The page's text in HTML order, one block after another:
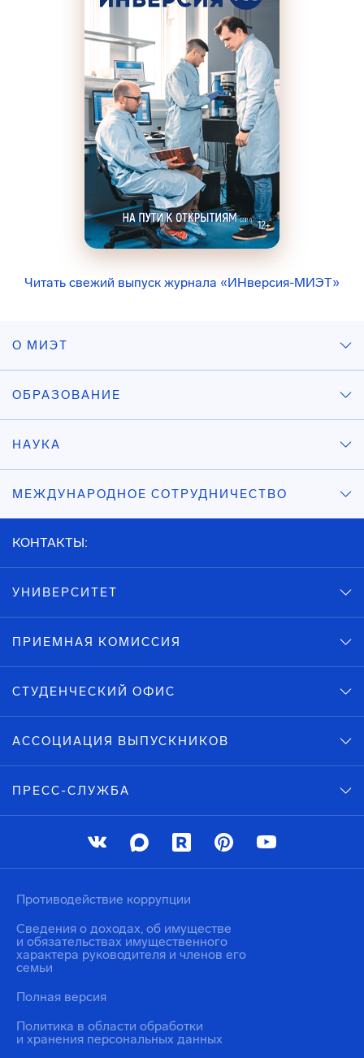
Читать свежий выпуск журнала «ИНверсия-МИЭТ»
О МИЭТ
ОБРАЗОВАНИЕ
НАУКА
МЕЖДУНАРОДНОЕ СОТРУДНИЧЕСТВО
КОНТАКТЫ:
УНИВЕРСИТЕТ
ПРИЕМНАЯ КОМИССИЯ
СТУДЕНЧЕСКИЙ ОФИС
АССОЦИАЦИЯ ВЫПУСКНИКОВ
ПРЕСС-СЛУЖБА
Политика в области обработки
и хранения персональных данных
Противодействие коррупции
Сведения о доходах, об имуществе
и обязательствах имущественного
характера руководителя и членов его
семьи
Полная версия